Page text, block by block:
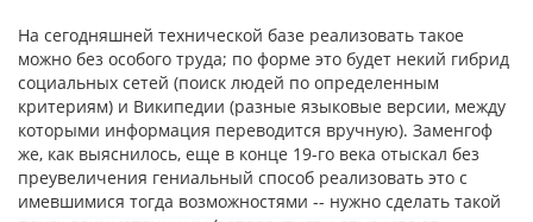
На сегодняшней технической базе реализовать такое
можно без особого труда; по форме это будет некий гибрид
социальных сетей (поиск людей по определенным
критериям) и Википедии (разные языковые версии, между
которыми информация переводится вручную). Заменгоф
же, как выяснилось, еще в конце 19-го века отыскал без
преувеличения гениальный способ реализовать это с
имевшимися тогда возможностями -- нужно сделать такой